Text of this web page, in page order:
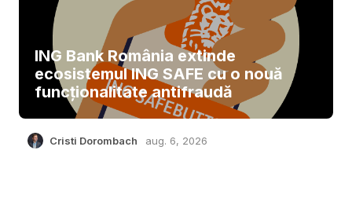
ING Bank România extinde
ecosistemul ING SAFE cu o nouă
funcționalitate antifraudă
Cristi Dorombach aug. 6, 2026